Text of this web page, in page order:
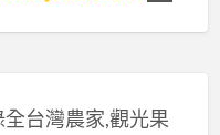
台灣農家,觀光果